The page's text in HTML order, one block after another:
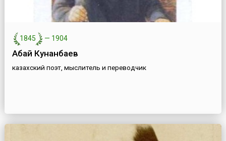
1845 — 1904
Абай Кунанбаев
казахский поэт, мыслитель и переводчик